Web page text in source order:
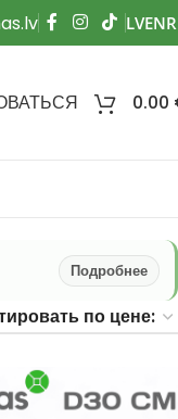
0.00
Подробнее